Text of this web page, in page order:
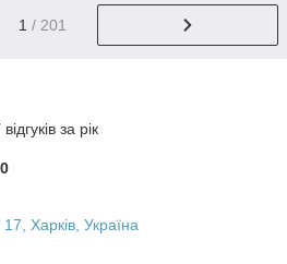
1 / 201
за рік
Харків, Україна